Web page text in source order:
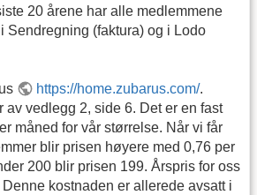
20 årene har alle medlemmene
Sendregning (faktura) og i Lodo
https://home.zubarus.com/.
av vedlegg 2, side 6. Det er en fast
måned for vår størrelse. Når vi får
blir prisen høyere med 0,76 per
200 blir prisen 199. Årspris for oss
kostnaden er allerede avsatt i